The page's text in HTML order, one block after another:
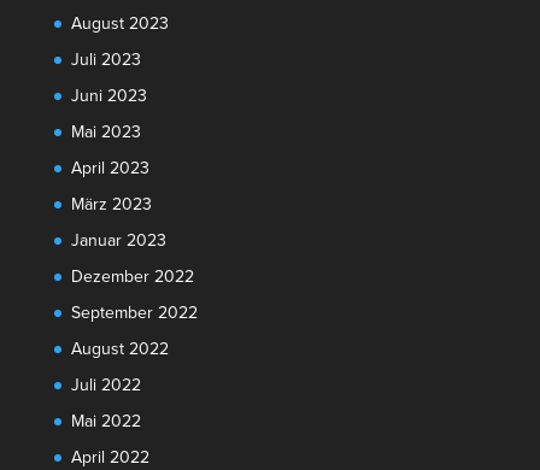
August 2023
Juli 2023
Juni 2023
Mai 2023
April 2023
März 2023
Januar 2023
Dezember 2022
September 2022
August 2022
Juli 2022
Mai 2022
April 2022